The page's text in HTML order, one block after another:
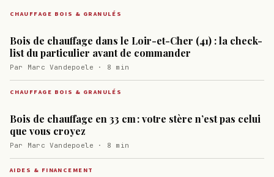
CHAUFFAGE BOIS & GRANULÉS
Bois de chauffage dans le Loir-et-Cher (41) : la check-
list du particulier avant de commander
Par Marc Vandepoele · 8 min
CHAUFFAGE BOIS & GRANULÉS
Bois de chauffage en 33 cm : votre stère n’est pas celui
que vous croyez
Par Marc Vandepoele · 8 min
AIDES & FINANCEMENT